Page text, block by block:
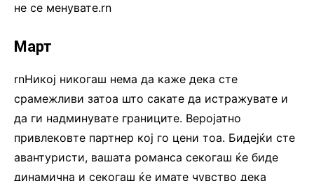
не се менувате.rn
Март
rnНикој никогаш нема да каже дека сте
срамежливи затоа што сакате да истражувате и
да ги надминувате границите. Веројатно
привлековте партнер кој го цени тоа. Бидејќи сте
авантуристи, вашата романса секогаш ќе биде
динамична и секогаш ќе имате чувство дека